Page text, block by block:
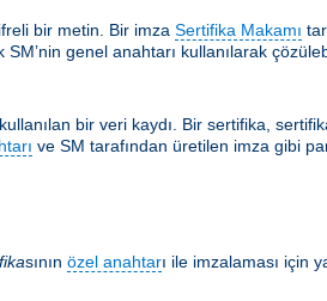
bir metin. Bir imza Sertifika Makamı
genel anahtarı kullanılarak
bir veri kaydı. Bir sertifika,
ve SM tarafından üretilen imza gibi
sının özel anahtarı ile imzalaması için